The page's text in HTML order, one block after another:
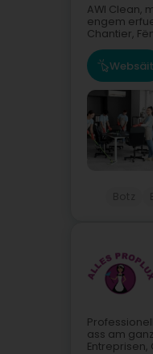
AWI Clean,
engem
Chantier,
Websäit
Professionell
ass am
Entreprisen,